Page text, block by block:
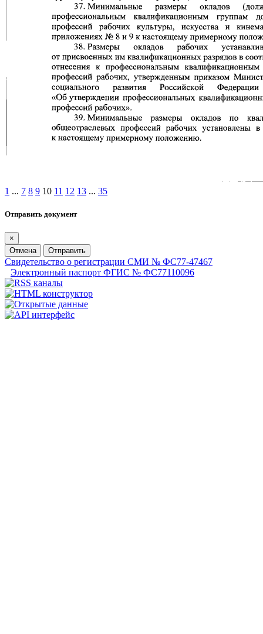
1 ... 7 8 9 10 11 12 13 ... 35
Отправить документ
×
Отмена
Отправить
Свидетельство о регистрации СМИ № ФС77-47467
Электронный паспорт ФГИС № ФС77110096